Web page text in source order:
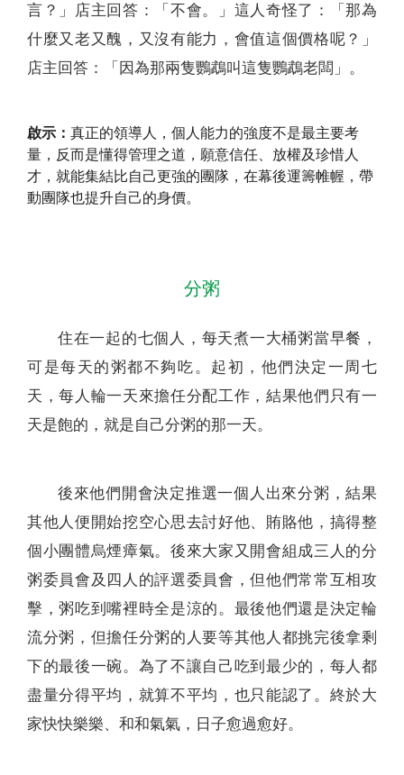
言？」店主回答：「不會。」這人奇怪了：「那為
什麼又老又醜，又沒有能力，會值這個價格呢？」
店主回答：「因為那兩隻鸚鵡叫這隻鸚鵡老闆」。
啟示： 真正的領導人，個人能力的強度不是最主要考
量，反而是懂得管理之道，願意信任、放權及珍惜人
才，就能集結比自己更強的團隊，在幕後運籌帷幄，帶
動團隊也提升自己的身價。
分粥
住在一起的七個人，每天煮一大桶粥當早餐，
可是每天的粥都不夠吃。起初，他們決定一周七
天，每人輪一天來擔任分配工作，結果他們只有一
天是飽的，就是自己分粥的那一天。
後來他們開會決定推選一個人出來分粥，結果
其他人便開始挖空心思去討好他、賄賂他，搞得整
個小團體烏煙瘴氣。後來大家又開會組成三人的分
粥委員會及四人的評選委員會，但他們常常互相攻
擊，粥吃到嘴裡時全是涼的。最後他們還是決定輪
流分粥，但擔任分粥的人要等其他人都挑完後拿剩
下的最後一碗。為了不讓自己吃到最少的，每人都
盡量分得平均，就算不平均，也只能認了。終於大
家快快樂樂、和和氣氣，日子愈過愈好。